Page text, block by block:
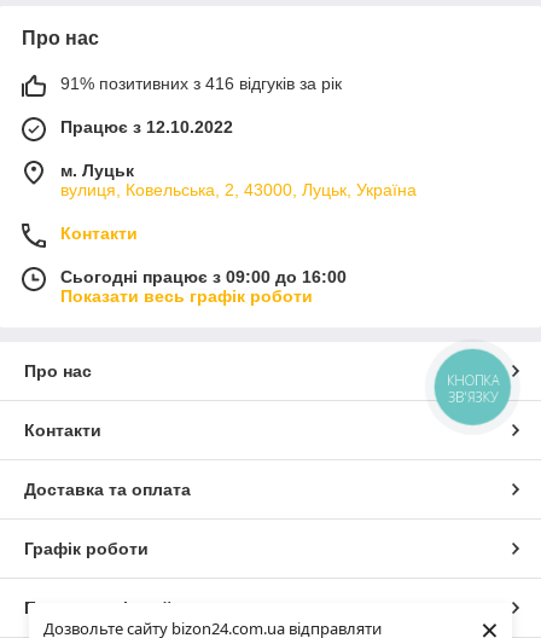
Дозвольте сайту bizon24.com.ua відправляти
Про нас
91% позитивних з 416 відгуків за рік
Працює з 12.10.2022
м. Луцьк
вулиця, Ковельська, 2, 43000, Луцьк, Україна
Контакти
Сьогодні працює з 09:00 до 16:00
Показати весь графік роботи
Про нас
Контакти
Доставка та оплата
Графік роботи
Повна версія сайту
КНОПКА
ЗВ'ЯЗКУ